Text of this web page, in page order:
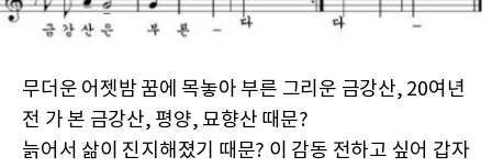
무더운 어젯밤 꿈에 목놓아 부른 그리운 금강산, 20여년
전 가 본 금강산, 평양, 묘향산 때문?
늙어서 삶이 진지해졌기 때문? 이 감동 전하고 싶어 갑자